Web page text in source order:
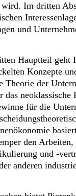
wird. Im dritten
und
Hauptteil geht
Konzepte
Theorie der
das
für die
den
und -
anderen